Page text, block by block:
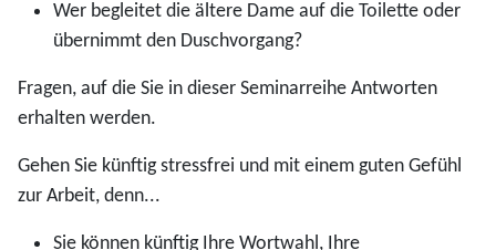
Wer begleitet die ältere Dame auf die Toilette oder
übernimmt den Duschvorgang?
Fragen, auf die Sie in dieser Seminarreihe Antworten
erhalten werden.
Gehen Sie künftig stressfrei und mit einem guten Gefühl
zur Arbeit, denn...
Sie können künftig Ihre Wortwahl, Ihre